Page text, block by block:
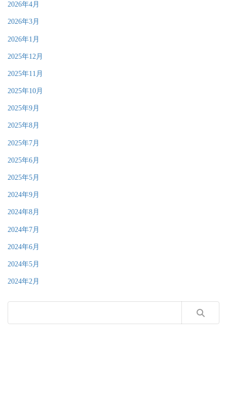
2026年4月
2026年3月
2026年1月
2025年12月
2025年11月
2025年10月
2025年9月
2025年8月
2025年7月
2025年6月
2025年5月
2024年9月
2024年8月
2024年7月
2024年6月
2024年5月
2024年2月